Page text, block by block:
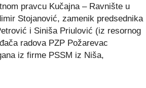
pravcu Kučajna – Ravnište u
Stojanović, zamenik predsednika
i Siniša Priulović (iz resornog
radova PZP Požarevac
iz firme PSSM iz Niša,